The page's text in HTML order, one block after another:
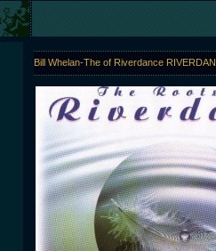
Bill Whelan-The of Riverdance